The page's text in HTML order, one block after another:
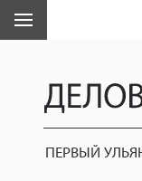
ПЕРВЫЙ